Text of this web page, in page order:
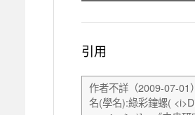
引用